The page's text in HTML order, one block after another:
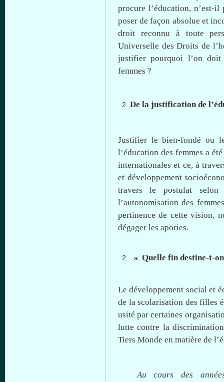
procurel’éducation,n’est-il
poser defaçon absolue et
droit
reconnu à toute
Universelle desDroits de
justifierpourquoi l’on doit
femmes ?
De la justification de
Justifier lebien-fondé ou
l’éducation des femmes a été
internationales et ce, à
et développement
travers le postulat
selon
l’autonomisation des femmes
pertinence de cette vision,
dégager les apories.
Quelle fin destine-t-on
Ledéveloppement social et
de lascolarisation desfilles
usité parcertaines
lutte contre la
Tiers Monde en matière de
Aucours des